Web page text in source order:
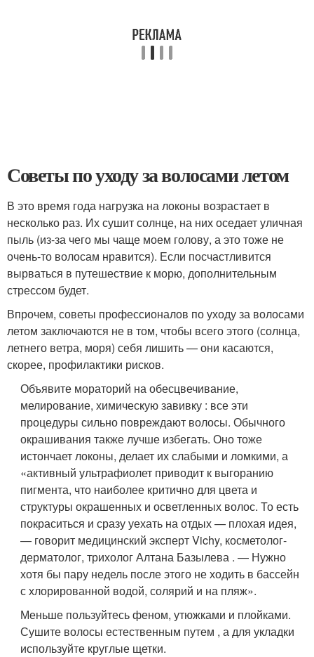
Советы по уходу за волосами летом
В это время года нагрузка на локоны возрастает в
несколько раз. Их сушит солнце, на них оседает уличная
пыль (из-за чего мы чаще моем голову, а это тоже не
очень-то волосам нравится). Если посчастливится
вырваться в путешествие к морю, дополнительным
стрессом будет.
Впрочем, советы профессионалов по уходу за волосами
летом заключаются не в том, чтобы всего этого (солнца,
летнего ветра, моря) себя лишить — они касаются,
скорее, профилактики рисков.
Объявите мораторий на обесцвечивание,
мелирование, химическую завивку : все эти
процедуры сильно повреждают волосы. Обычного
окрашивания также лучше избегать. Оно тоже
истончает локоны, делает их слабыми и ломкими, а
«активный ультрафиолет приводит к выгоранию
пигмента, что наиболее критично для цвета и
структуры окрашенных и осветленных волос. То есть
покраситься и сразу уехать на отдых — плохая идея,
— говорит медицинский эксперт Vichy, косметолог-
дерматолог, трихолог Алтана Базылева . — Нужно
хотя бы пару недель после этого не ходить в бассейн
с хлорированной водой, солярий и на пляж».
Меньше пользуйтесь феном, утюжками и плойками.
Сушите волосы естественным путем , а для укладки
используйте круглые щетки.